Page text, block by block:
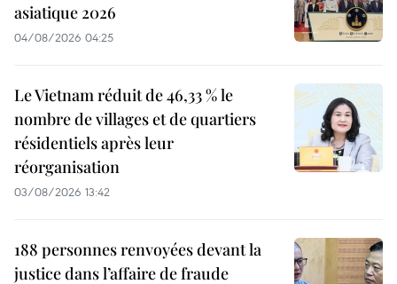
asiatique 2026
04/08/2026 04:25
Le Vietnam réduit de 46,33 % le
nombre de villages et de quartiers
résidentiels après leur
réorganisation
03/08/2026 13:42
188 personnes renvoyées devant la
justice dans l’affaire de fraude